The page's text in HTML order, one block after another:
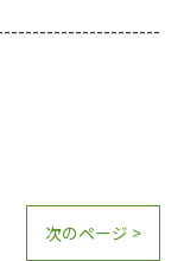
次のページ >